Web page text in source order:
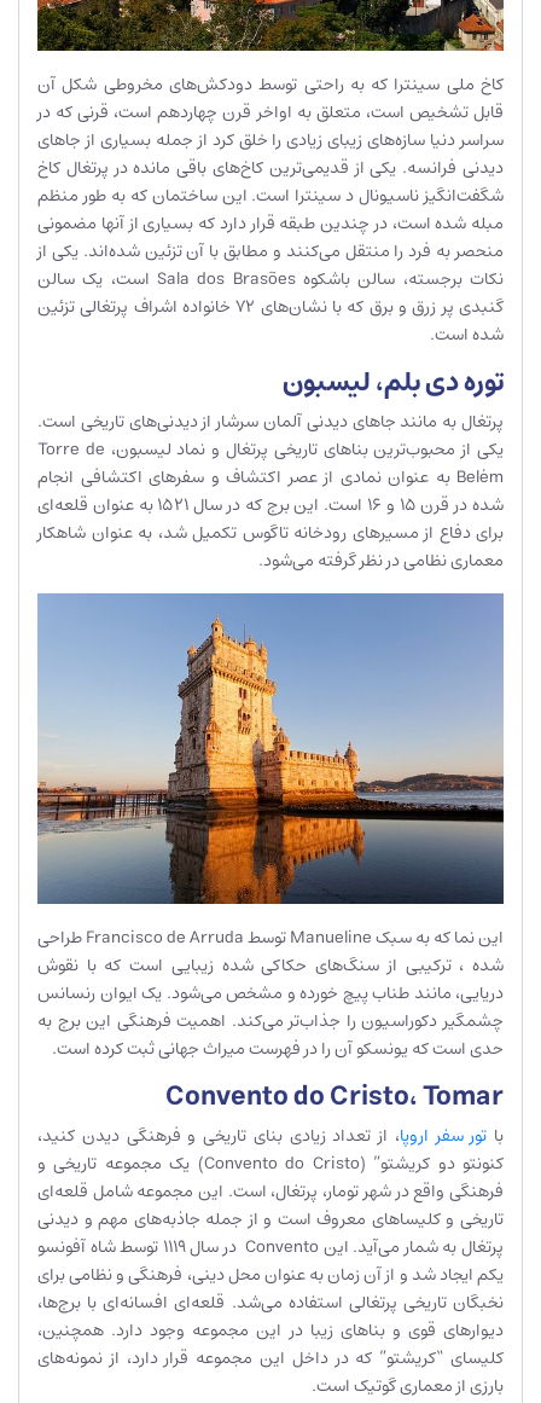
کاخ ملی سینترا که به راحتی توسط دودکش‌های مخروطی شکل آن
قابل تشخیص است، متعلق به اواخر قرن چهاردهم است، قرنی که در
سراسر دنیا سازه‌های زیبای زیادی را خلق کرد از جمله بسیاری از جاهای
دیدنی فرانسه. یکی از قدیمی‌ترین کاخ‌های باقی مانده در پرتغال کاخ
شگفت‌انگیز ناسیونال د سینترا است. این ساختمان که به طور منظم
مبله شده است، در چندین طبقه قرار دارد که بسیاری از آنها مضمونی
منحصر به فرد را منتقل می‌کنند و مطابق با آن تزئین شده‌اند. یکی از
نکات برجسته، سالن باشکوه Sala dos Brasões است، یک سالن
گنبدی پر زرق و برق که با نشان‌های 72 خانواده اشراف پرتغالی تزئین
شده است.
توره دی بلم، لیسبون
پرتغال به مانند جاهای دیدنی آلمان سرشار از دیدنی‌های تاریخی است.
یکی از محبوب‌ترین بناهای تاریخی پرتغال و نماد لیسبون، Torre de
Belém به عنوان نمادی از عصر اکتشاف و سفرهای اکتشافی انجام
شده در قرن 15 و 16 است. این برج که در سال 1521 به عنوان قلعه‌ای
برای دفاع از مسیرهای رودخانه تاگوس تکمیل شد، به عنوان شاهکار
معماری نظامی در نظر گرفته می‌شود.
این نما که به سبک Manueline توسط Francisco de Arruda طراحی
شده ، ترکیبی از سنگ‌های حکاکی شده زیبایی است که با نقوش
دریایی، مانند طناب پیچ خورده و مشخص می‌شود. یک ایوان رنسانس
چشمگیر دکوراسیون را جذاب‌تر می‌کند. اهمیت فرهنگی این برج به
حدی است که یونسکو آن را در فهرست میراث جهانی ثبت کرده است.
Convento do Cristo، Tomar
با تور سفر اروپا، از تعداد زیادی بنای تاریخی و فرهنگی دیدن کنید،
کنونتو دو کریشتو” (Convento do Cristo) یک مجموعه تاریخی و
فرهنگی واقع در شهر تومار، پرتغال، است. این مجموعه شامل قلعه‌ای
تاریخی و کلیساهای معروف است و از جمله جاذبه‌های مهم و دیدنی
پرتغال به شمار می‌آید. این Convento در سال 1119 توسط شاه آفونسو
یکم ایجاد شد و از آن زمان به عنوان محل دینی، فرهنگی و نظامی برای
نخبگان تاریخی پرتغالی استفاده می‌شد. قلعه‌ای افسانه‌ای با برج‌ها،
دیوارهای قوی و بناهای زیبا در این مجموعه وجود دارد. همچنین،
کلیسای “کریشتو” که در داخل این مجموعه قرار دارد، از نمونه‌های
بارزی از معماری گوتیک است.